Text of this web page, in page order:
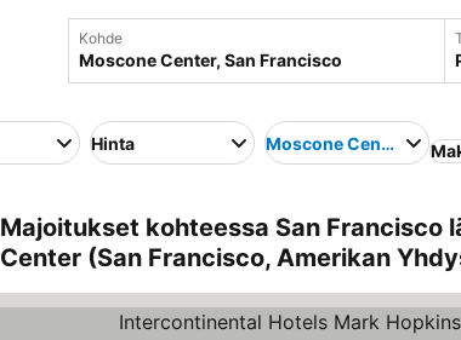
Kohde
Hinta Moscone Center
Majoitukset kohteessa San Francisco
Center (San Francisco, Amerikan